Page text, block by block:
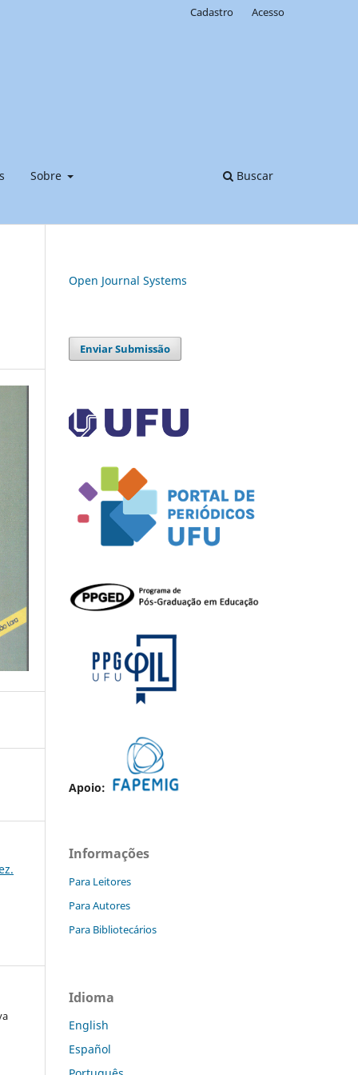
Sobre Buscar
Cadastro Acesso
Open Journal Systems
Enviar Submissão
Apoio:
Informações
Para Leitores
Para Autores
Para Bibliotecários
Idioma
English
Español